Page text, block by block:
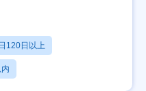
120日以上